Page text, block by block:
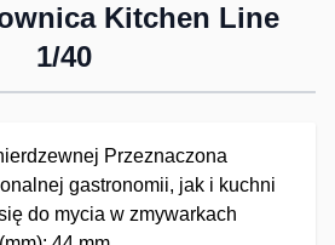
Kitchen Line
1/40
Przeznaczona
gastronomii, jak i kuchni
do mycia w zmywarkach